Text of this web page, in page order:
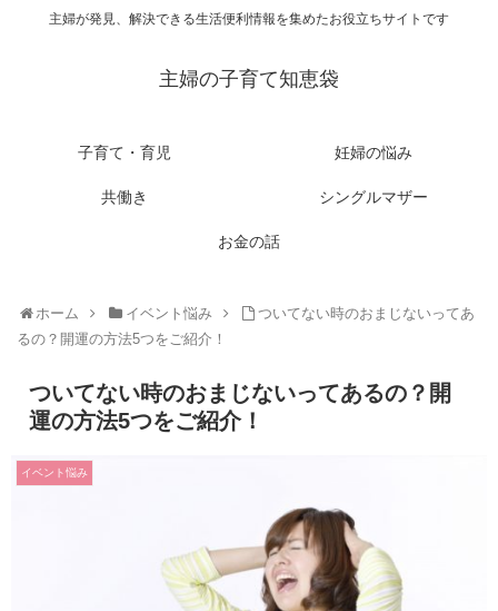
主婦が発見、解決できる生活便利情報を集めたお役立ちサイトです
主婦の子育て知恵袋
子育て・育児 妊婦の悩み
共働き シングルマザー
お金の話
ホーム イベント悩み
ついてない時のおまじないってあ
るの？開運の方法5つをご紹介！
ついてない時のおまじないってあるの？開
運の方法5つをご紹介！
イベント悩み